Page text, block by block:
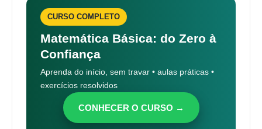
CURSO COMPLETO
Matemática Básica: do Zero à
Confiança
Aprenda do início, sem travar • aulas práticas •
exercícios resolvidos
CONHECER O CURSO →